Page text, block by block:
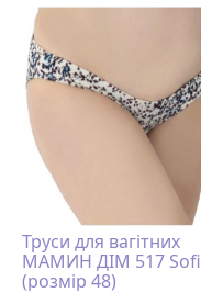
Труси для вагітних
МАМИН ДІМ 517 Sofi
(розмір 48)